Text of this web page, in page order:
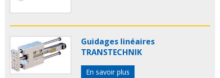
Guidages linéaires
TRANSTECHNIK
En savoir plus